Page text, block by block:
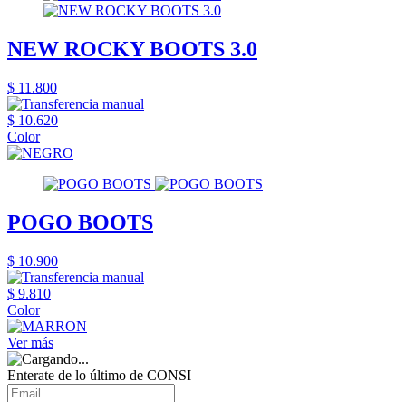
NEW ROCKY BOOTS 3.0
$ 11.800
$ 10.620
Color
POGO BOOTS
$ 10.900
$ 9.810
Color
Ver más
Enterate de lo último de CONSI